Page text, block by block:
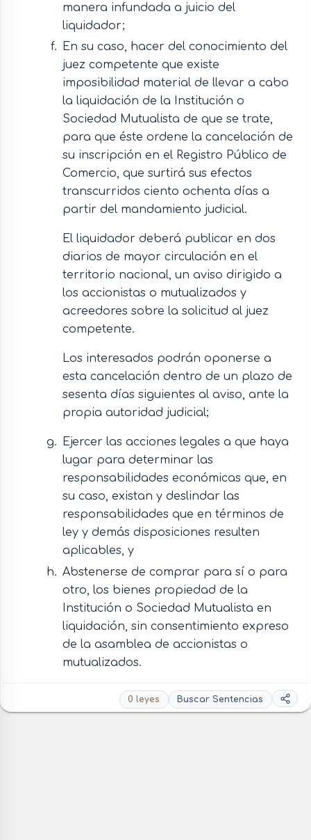
manera infundada a juicio del
liquidador;
En su caso, hacer del conocimiento del
juez competente que existe
imposibilidad material de llevar a cabo
la liquidación de la Institución o
Sociedad Mutualista de que se trate,
para que éste ordene la cancelación de
su inscripción en el Registro Público de
Comercio, que surtirá sus efectos
transcurridos ciento ochenta días a
partir del mandamiento judicial.
El liquidador deberá publicar en dos
diarios de mayor circulación en el
territorio nacional, un aviso dirigido a
los accionistas o mutualizados y
acreedores sobre la solicitud al juez
competente.
Los interesados podrán oponerse a
esta cancelación dentro de un plazo de
sesenta días siguientes al aviso, ante la
propia autoridad judicial;
Ejercer las acciones legales a que haya
lugar para determinar las
responsabilidades económicas que, en
su caso, existan y deslindar las
responsabilidades que en términos de
ley y demás disposiciones resulten
aplicables, y
Abstenerse de comprar para sí o para
otro, los bienes propiedad de la
Institución o Sociedad Mutualista en
liquidación, sin consentimiento expreso
de la asamblea de accionistas o
mutualizados.
0 leyes Buscar Sentencias